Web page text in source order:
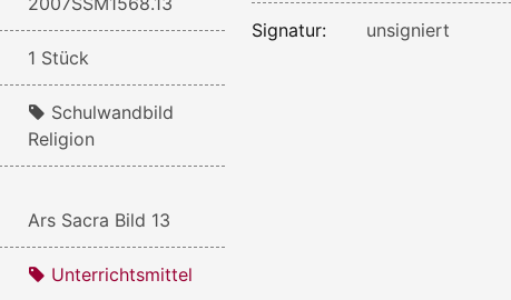
1 Stück
Schulwandbild
Religion
Ars Sacra Bild 13
Unterrichtsmittel
Signatur: unsigniert